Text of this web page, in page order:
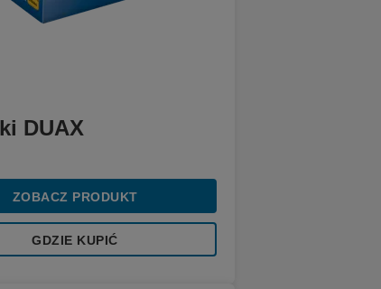
DUAX
ZOBACZ PRODUKT
GDZIE KUPIĆ